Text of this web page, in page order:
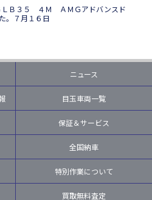
Ｂ３５ ４Ｍ ＡＭＧアドバンスド
７月１６日
ニュース
目玉車両一覧
保証＆サービス
全国納車
特別作業について
買取無料査定